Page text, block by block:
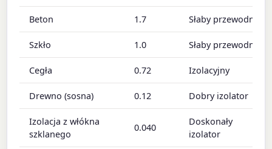
Beton 1.7 Słaby przewodnik
Szkło 1.0 Słaby przewodnik
Cegła 0.72 Izolacyjny
Drewno (sosna) 0.12 Dobry izolator
Izolacja z włókna
szklanego
0.040
Doskonały
izolator